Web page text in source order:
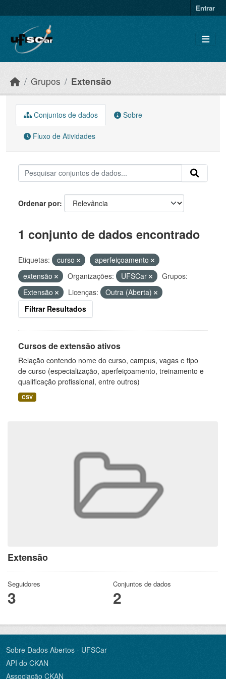
Entrar
Grupos Extensão
Extensão
Seguidores
3
Conjuntos de dados
2
Conjuntos de dados Sobre
Fluxo de Atividades
Ordenar por
1 conjunto de dados encontrado
Etiquetas: curso
aperfeiçoamento
extensão
Organizações: UFSCar
Grupos:
Extensão
Licenças:
Outra (Aberta)
Filtrar Resultados
Cursos de extensão ativos
Relação contendo nome do curso, campus, vagas e tipo
de curso (especialização, aperfeiçoamento, treinamento e
qualificação profissional, entre outros)
CSV
Sobre Dados Abertos - UFSCar
API do CKAN
Associação CKAN